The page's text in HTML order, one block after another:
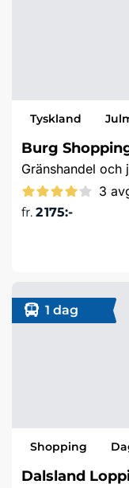
Tyskland
Burg
3
fr. 2 175:-
1 dag
Shopping
Dalsland